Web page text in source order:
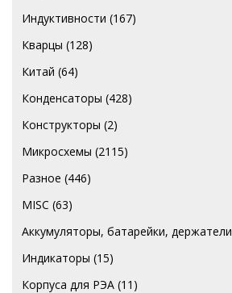
Индуктивности (167)
Кварцы (128)
Китай (64)
Конденсаторы (428)
Конструкторы (2)
Микросхемы (2115)
Разное (446)
MISC (63)
Аккумуляторы, батарейки, держатели
Индикаторы (15)
Корпуса для РЭА (11)